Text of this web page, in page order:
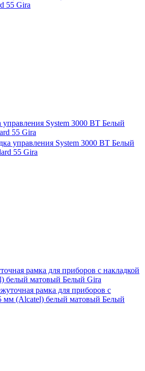
управления System 3000 BT Белый
55 Gira
рамка для приборов с накладкой
белый матовый Белый Gira